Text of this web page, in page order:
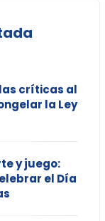
críticas al
la Ley
y juego:
el Día